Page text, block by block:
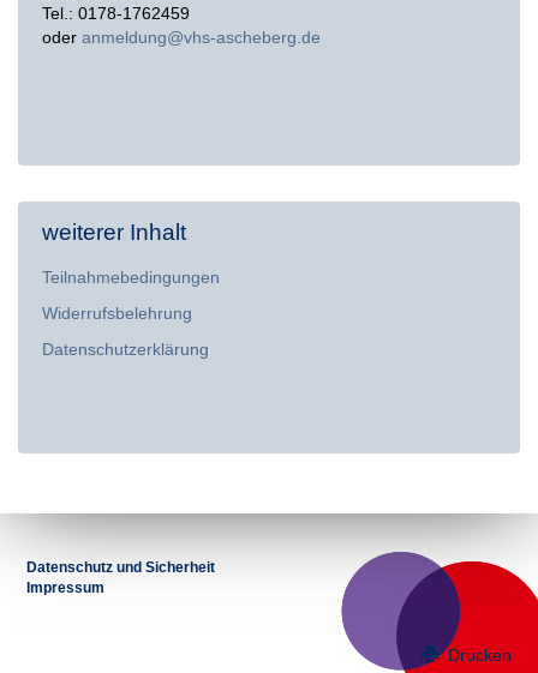
Tel.: 0178-1762459
oder anmeldung@vhs-ascheberg.de
weiterer Inhalt
Teilnahmebedingungen
Widerrufsbelehrung
Datenschutzerklärung
Datenschutz und Sicherheit
Impressum
Drucken